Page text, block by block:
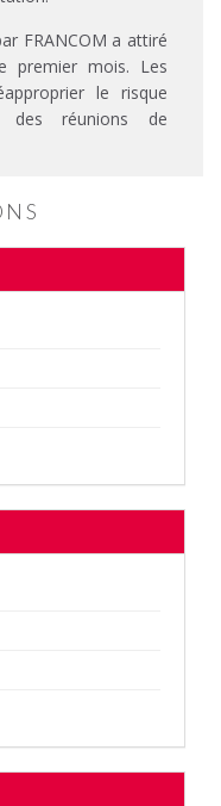
FRANCOM a attiré
premier mois. Les
le risque
des réunions de